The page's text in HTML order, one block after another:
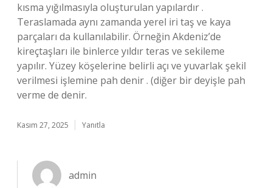
kısma yığılmasıyla oluşturulan yapılardır .
Teraslamada aynı zamanda yerel iri taş ve kaya
parçaları da kullanılabilir. Örneğin Akdeniz’de
kireçtaşları ile binlerce yıldır teras ve sekileme
yapılır. Yüzey köşelerine belirli açı ve yuvarlak şekil
verilmesi işlemine pah denir . (diğer bir deyişle pah
verme de denir.
Kasım 27, 2025 Yanıtla
admin